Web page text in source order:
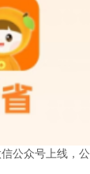
公众号上线，